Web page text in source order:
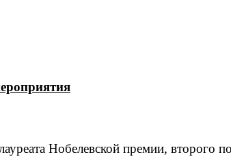
Нобелевской премии, второго